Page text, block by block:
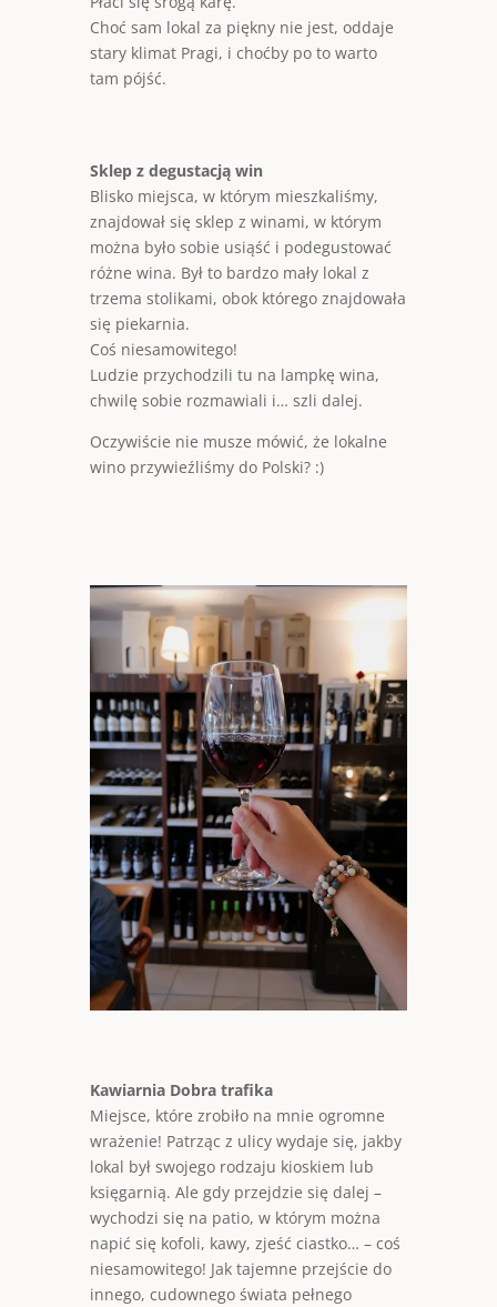
Choć sam lokal za piękny nie jest, oddaje
stary klimat Pragi, i choćby po to warto
tam pójść.
Sklep z degustacją win
Blisko miejsca, w którym mieszkaliśmy,
znajdował się sklep z winami, w którym
można było sobie usiąść i podegustować
różne wina. Był to bardzo mały lokal z
trzema stolikami, obok którego znajdowała
się piekarnia.
Coś niesamowitego!
Ludzie przychodzili tu na lampkę wina,
chwilę sobie rozmawiali i… szli dalej.
Oczywiście nie musze mówić, że lokalne
wino przywieźliśmy do Polski? :)
Kawiarnia Dobra trafika
Miejsce, które zrobiło na mnie ogromne
wrażenie! Patrząc z ulicy wydaje się, jakby
lokal był swojego rodzaju kioskiem lub
księgarnią. Ale gdy przejdzie się dalej –
wychodzi się na patio, w którym można
napić się kofoli, kawy, zjeść ciastko… – coś
niesamowitego! Jak tajemne przejście do
innego, cudownego świata pełnego